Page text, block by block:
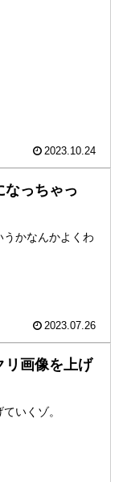
2023.10.24
なっちゃっ
かなんかよくわ
2023.07.26
リ画像を上げ
いくゾ。